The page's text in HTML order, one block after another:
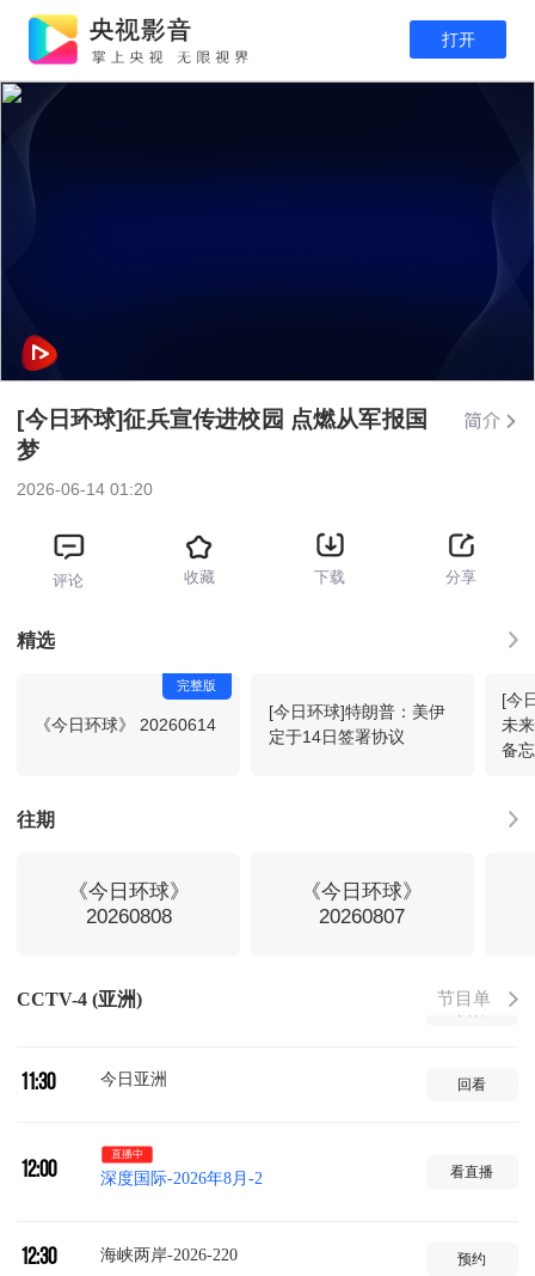
打开
[今日环球]征兵宣传进校园 点燃从军报国
梦
2026-06-14 01:20
评论 收藏 下载 分享
精选
完整版
《今日环球》 20260614
[今日环球]特朗普：美伊
定于14日签署协议
[今
未
备
往期
《今日环球》
20260808
《今日环球》
20260807
CCTV-4 (亚洲) 节目单
07:40
特别行动第13集
中国文艺-致敬经典2026-32
11:00 中国新闻 回看
11:30 今日亚洲 回看
12:00
直播中
深度国际-2026年8月-2 看直播
12:30 海峡两岸-2026-220 预约